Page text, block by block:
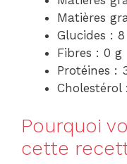
Matières
Glucides :
Fibres : 0 g
Protéines :
Cholestérol
Pourquoi
cette